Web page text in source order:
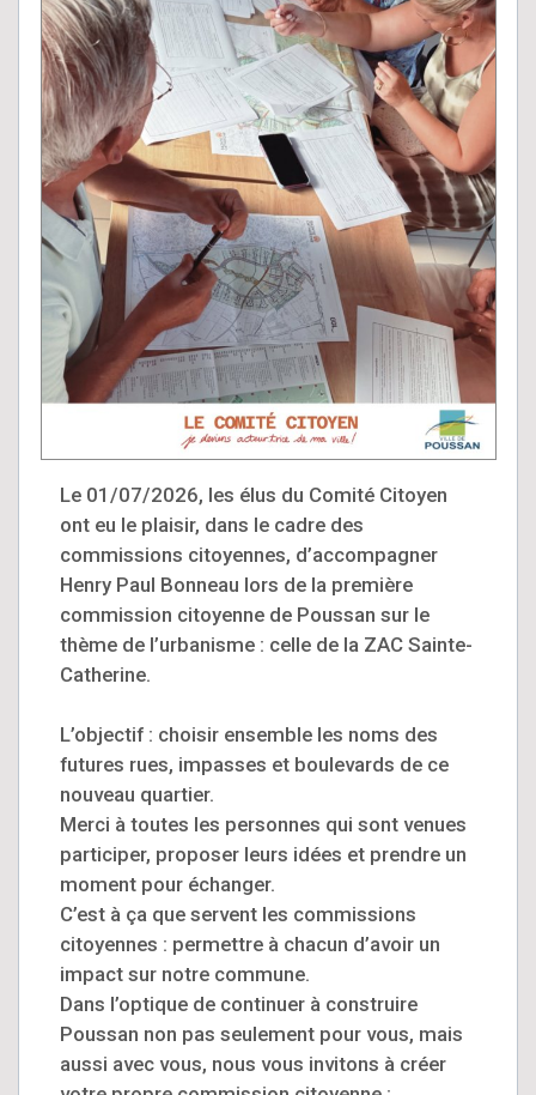
Le 01/07/2026, les élus du Comité Citoyen
ont eu le plaisir, dans le cadre des
commissions citoyennes, d’accompagner
Henry Paul Bonneau lors de la première
commission citoyenne de Poussan sur le
thème de l’urbanisme : celle de la ZAC Sainte-
Catherine.
L’objectif : choisir ensemble les noms des
futures rues, impasses et boulevards de ce
nouveau quartier.
Merci à toutes les personnes qui sont venues
participer, proposer leurs idées et prendre un
moment pour échanger.
C’est à ça que servent les commissions
citoyennes : permettre à chacun d’avoir un
impact sur notre commune.
Dans l’optique de continuer à construire
Poussan non pas seulement pour vous, mais
aussi avec vous, nous vous invitons à créer